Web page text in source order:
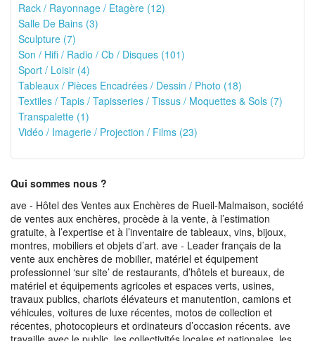
Rack / Rayonnage / Etagère (12)
Salle De Bains (3)
Sculpture (7)
Son / Hifi / Radio / Cb / Disques (101)
Sport / Loisir (4)
Tableaux / Pièces Encadrées / Dessin / Photo (18)
Textiles / Tapis / Tapisseries / Tissus / Moquettes & Sols (7)
Transpalette (1)
Vidéo / Imagerie / Projection / Films (23)
Qui sommes nous ?
ave - Hôtel des Ventes aux Enchères de Rueil-Malmaison, société
de ventes aux enchères, procède à la vente, à l’estimation
gratuite, à l’expertise et à l’inventaire de tableaux, vins, bijoux,
montres, mobiliers et objets d’art. ave - Leader français de la
vente aux enchères de mobilier, matériel et équipement
professionnel ‘sur site’ de restaurants, d’hôtels et bureaux, de
matériel et équipements agricoles et espaces verts, usines,
travaux publics, chariots élévateurs et manutention, camions et
véhicules, voitures de luxe récentes, motos de collection et
récentes, photocopieurs et ordinateurs d’occasion récents. ave